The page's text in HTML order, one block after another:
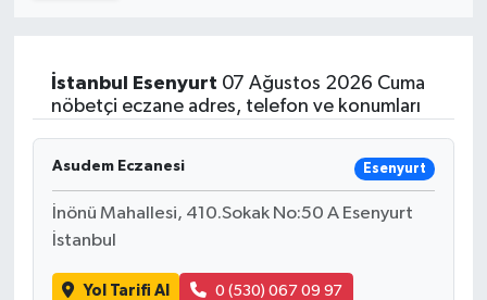
İstanbul Esenyurt 07 Ağustos 2026 Cuma
nöbetçi eczane adres, telefon ve konumları
Asudem Eczanesi Esenyurt
İnönü Mahallesi, 410.Sokak No:50 A Esenyurt
İstanbul
Yol Tarifi Al 0 (530) 067 09 97
Kültür - Sanat